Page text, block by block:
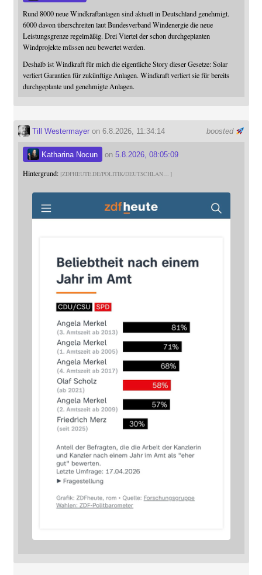
Rund 8000 neue Windkraftanlagen sind aktuell in Deutschland genehmigt.
6000 davon überschreiten laut Bundesverband Windenergie die neue
Leistungsgrenze regelmäßig. Drei Viertel der schon durchgeplanten
Windprojekte müssen neu bewertet werden.
Deshalb ist Windkraft für mich die eigentliche Story dieser Gesetze: Solar
verliert Garantien für zukünftige Anlagen. Windkraft verliert sie für bereits
durchgeplante und genehmigte Anlagen.
boosted
Till Westermayeron 6.8.2026, 11:34:14
Katharina Nocun on 5.8.2026, 08:05:09
Hintergrund: ZDFHEUTE.DE/POLITIK/DEUTSCHLAN